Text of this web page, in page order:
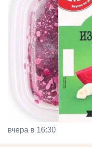
вчера в 16:30